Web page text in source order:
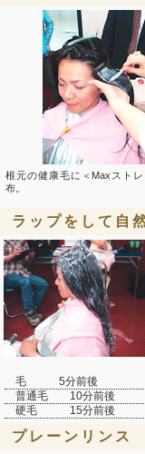
根元の健康毛に＜Maxスト
布。
ラップをして自
毛 5分前後
普通毛 10分前後
硬毛 15分前後
プレーンリンス